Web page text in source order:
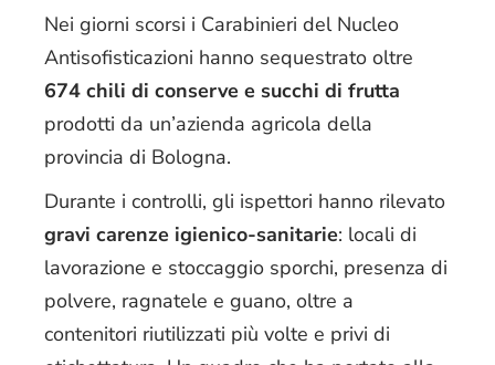
Nei giorni scorsi i Carabinieri del Nucleo
Antisofisticazioni hanno sequestrato oltre
674 chili di conserve e succhi di frutta
prodotti da un’azienda agricola della
provincia di Bologna.
Durante i controlli, gli ispettori hanno rilevato
gravi carenze igienico-sanitarie: locali di
lavorazione e stoccaggio sporchi, presenza di
polvere, ragnatele e guano, oltre a
contenitori riutilizzati più volte e privi di